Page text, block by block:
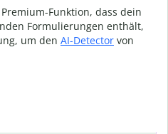
Funktion, dass dein
Formulierungen enthält,
um den AI-Detector von